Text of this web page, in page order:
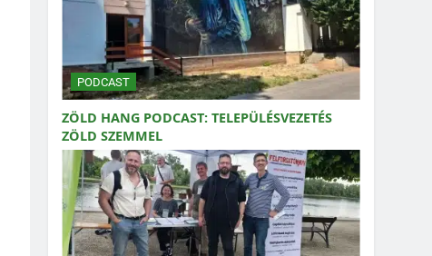
PODCAST
ZÖLD HANG PODCAST: TELEPÜLÉSVEZETÉS
ZÖLD SZEMMEL